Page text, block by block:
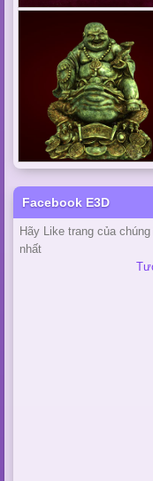
Facebook E3D
Hãy Like trang của
nhất